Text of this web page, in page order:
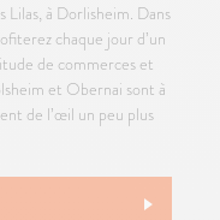
Lilas, à Dorlisheim. Dans
chaque jour d’un
de commerces et
et Obernai sont à
de l’œil un peu plus